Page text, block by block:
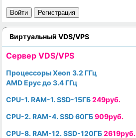
Войти Регистрация
Виртуальный VDS/VPS
Cервер VDS/VPS
Процессоры Xeon 3.2 ГГц
AMD Epyc до 3.4 ГГц
CPU-1. RAM-1. SSD-15ГБ249руб.
CPU-2. RAM-4. SSD 60ГБ909руб.
CPU-8. RAM-12. SSD-120ГБ2619руб.